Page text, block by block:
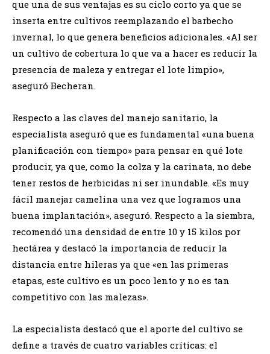
que una de sus ventajas es su ciclo corto ya que se
inserta entre cultivos reemplazando el barbecho
invernal, lo que genera beneficios adicionales. «Al ser
un cultivo de cobertura lo que va a hacer es reducir la
presencia de maleza y entregar el lote limpio»,
aseguró Becheran.
Respecto a las claves del manejo sanitario, la
especialista aseguró que es fundamental «una buena
planificación con tiempo» para pensar en qué lote
producir, ya que, como la colza y la carinata, no debe
tener restos de herbicidas ni ser inundable. «Es muy
fácil manejar camelina una vez que logramos una
buena implantación», aseguró. Respecto a la siembra,
recomendó una densidad de entre 10 y 15 kilos por
hectárea y destacó la importancia de reducir la
distancia entre hileras ya que «en las primeras
etapas, este cultivo es un poco lento y no es tan
competitivo con las malezas».
La especialista destacó que el aporte del cultivo se
define a través de cuatro variables críticas: el